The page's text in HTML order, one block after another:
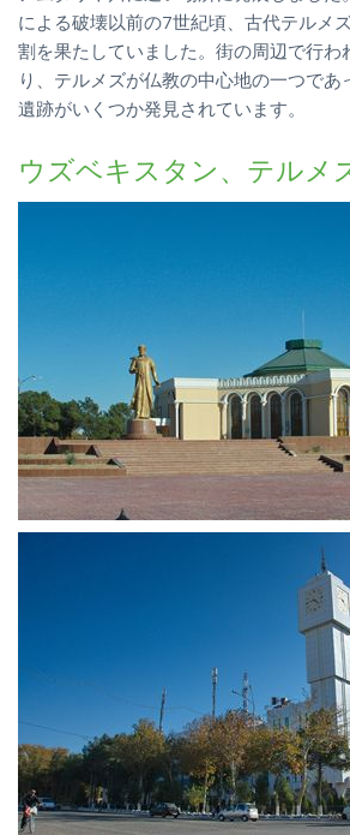
による破壊以前の7世紀頃、古代テルメ
割を果たしていました。街の周辺で行わ
り、テルメズが仏教の中心地の一つであ
遺跡がいくつか発見されています。
ウズベキスタン、テルメ